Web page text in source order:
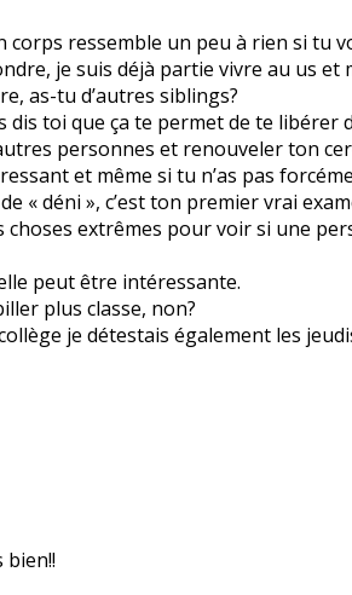
ressemble un peu à rien si tu
je suis déjà partie vivre au us
as-tu d’autres siblings?
toi que ça te permet de te libérer
personnes et renouveler ton
et même si tu n’as pas
« déni », c’est ton premier vrai
extrêmes pour voir si une
peut être intéressante.
plus classe, non?
je détestais également les
bien!!